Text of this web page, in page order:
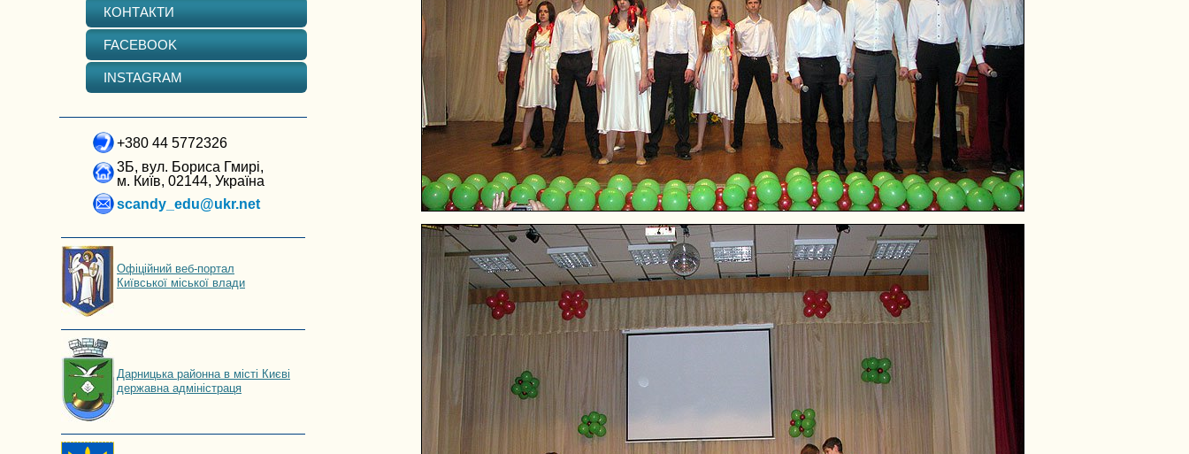
КОНТАКТИ
FACEBOOK
INSTAGRAM
+380 44 5772326
3Б, вул. Бориса Гмирі,
м. Київ, 02144, Україна
scandy_edu@ukr.net
Офіційний веб-портал
Київської міської влади
Дарницька районна в місті Києві
державна адміністраця